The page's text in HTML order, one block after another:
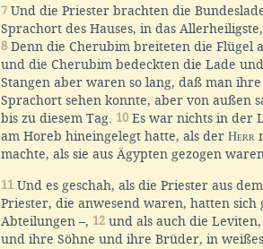
7 Und die Priester brachten die
Sprachort des Hauses, in das
8 Denn die Cherubim breiteten die Flügel
und die Cherubim bedeckten die Lade
Stangen aber waren so lang, daß man
Sprachort sehen konnte, aber von außen
bis zu diesem Tag. 10 Es war nichts in der
am Horeb hineingelegt hatte, als der Herr
machte, als sie aus Ägypten gezogen waren.
11 Und es geschah, als die Priester aus
Priester, die anwesend waren, hatten sich
Abteilungen –, 12 und als auch die
und ihre Söhne und ihre Brüder, in